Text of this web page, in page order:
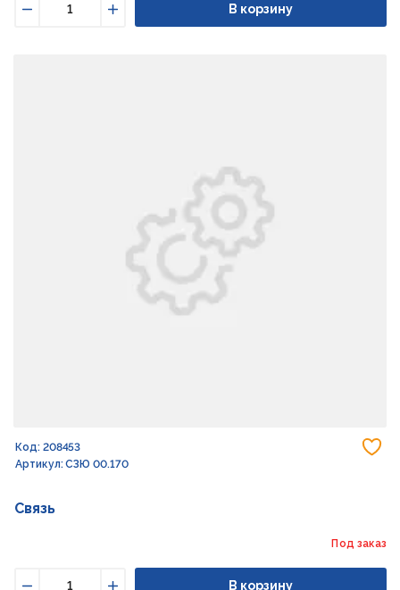
Увеличить
В корзину
Код: 208453
Артикул: СЗЮ 00.170
Связь
Под заказ
В корзину